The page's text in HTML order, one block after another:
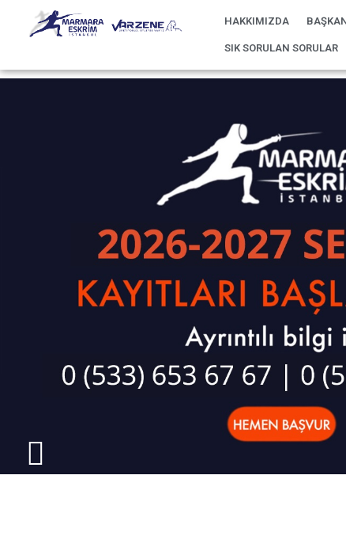
HAKKIMIZDA
SIK SORULAN SORULAR